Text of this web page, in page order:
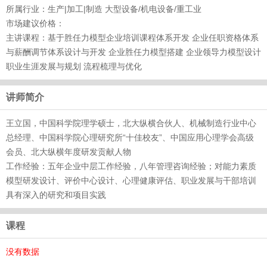
所属行业：生产|加工|制造 大型设备/机电设备/重工业
市场建议价格：
主讲课程：基于胜任力模型企业培训课程体系开发 企业任职资格体系
与薪酬调节体系设计与开发 企业胜任力模型搭建 企业领导力模型设计
职业生涯发展与规划 流程梳理与优化
讲师简介
王立国，中国科学院理学硕士，北大纵横合伙人、机械制造行业中心
总经理、中国科学院心理研究所“十佳校友”、中国应用心理学会高级
会员、北大纵横年度研发贡献人物
工作经验：五年企业中层工作经验，八年管理咨询经验；对能力素质
模型研发设计、评价中心设计、心理健康评估、职业发展与干部培训
具有深入的研究和项目实践
课程
没有数据